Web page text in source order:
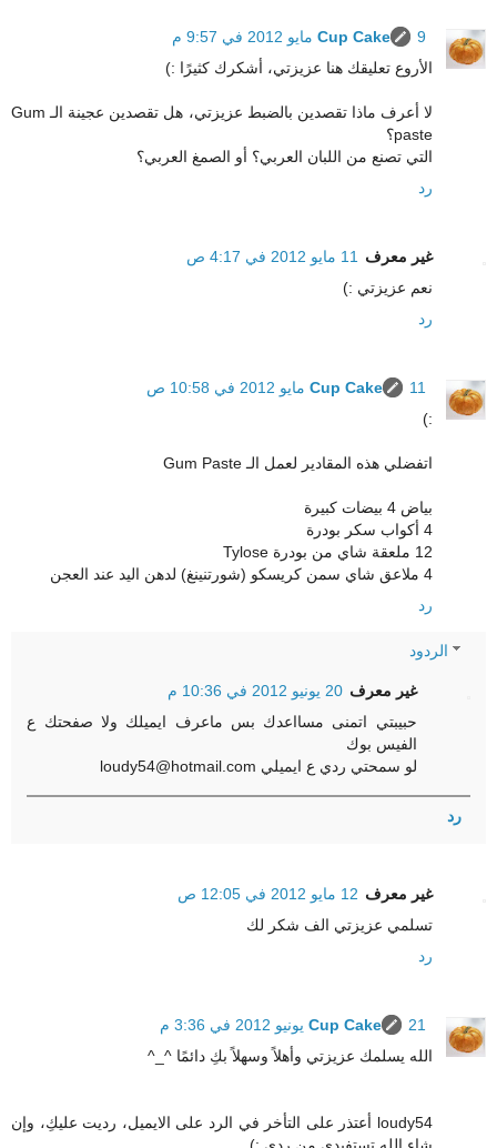
Cup Cake
9 مايو 2012 في 9:57 م
الأروع تعليقك هنا عزيزتي، أشكرك كثيرًا :)
لا أعرف ماذا تقصدين بالضبط عزيزتي، هل تقصدين عجينة الـ Gum
paste؟
التي تصنع من اللبان العربي؟ أو الصمغ العربي؟
رد
غير معرف
11 مايو 2012 في 4:17 ص
نعم عزيزتي :)
رد
Cup Cake
11 مايو 2012 في 10:58 ص
:)
اتفضلي هذه المقادير لعمل الـ Gum Paste
بياض 4 بيضات كبيرة
4 أكواب سكر بودرة
12 ملعقة شاي من بودرة Tylose
4 ملاعق شاي سمن كريسكو (شورتنينغ) لدهن اليد عند العجن
رد
الردود
غير معرف 20 يونيو 2012 في 10:36 م
حبيبتي اتمنى مسااعدك بس ماعرف ايميلك ولا صفحتك ع
الفيس بوك
لو سمحتي ردي ع ايميلي loudy54@hotmail.com
رد
غير معرف 12 مايو 2012 في 12:05 ص
تسلمي عزيزتي الف شكر لك
رد
Cup Cake
21 يونيو 2012 في 3:36 م
الله يسلمك عزيزتي وأهلاً وسهلاً بكِ دائمًا ^_^
loudy54 أعتذر على التأخر في الرد على الايميل، رديت عليكِ، وإن